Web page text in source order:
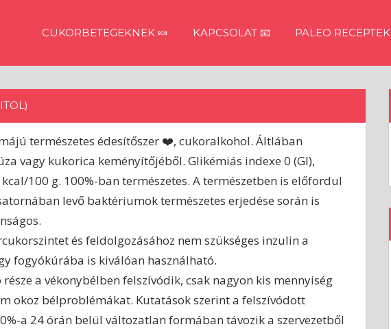
CUKORBETEGEKNEK 🍬 KAPCSOLAT 📧 PALEO RECEPTEK
természetes édesítőszer ❤️, cukoralkohol. Áltlában
vagy kukorica keményítőjéből. Glikémiás indexe 0 (GI),
100 g. 100%-ban természetes. A természetben is előfordul
levő baktériumok természetes erjedése során is
és feldolgozásához nem szükséges inzulin a
fogyókúrába is kiválóan használható.
a vékonybélben felszívódik, csak nagyon kis mennyiség
okoz bélproblémákat. Kutatások szerint a felszívódott
a 24 órán belül változatlan formában távozik a szervezetből